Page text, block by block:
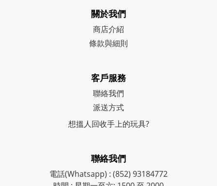
關於我們
商店介紹
條款與細則
客戶服務
聯絡我們
派送方式
想搵人回收手上的玩具?
聯絡我們
電話(Whatsapp) : (852) 93184772